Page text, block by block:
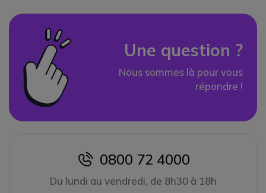
Une question ?
Nous sommes là pour vous
répondre !
icon
0800 72 4000
Du lundi au vendredi, de 8h30 à 18h